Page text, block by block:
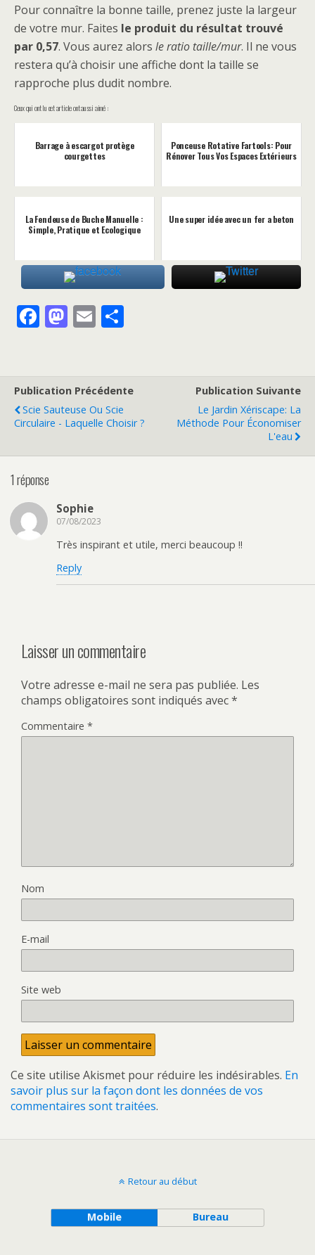
Pour connaître la bonne taille, prenez juste la largeur
de votre mur. Faites le produit du résultat trouvé
par 0,57. Vous aurez alors le ratio taille/mur. Il ne vous
restera qu’à choisir une affiche dont la taille se
rapproche plus dudit nombre.
Ceux qui ont lu cet article ont aussi aimé :
Barrage à escargot protège
courgettes
Ponceuse Rotative Fartools: Pour
Rénover Tous Vos Espaces Extérieurs
La Fendeuse de Buche Manuelle :
Simple, Pratique et Ecologique
Une super idée avec un fer a beton
F
b
o
o
k
M
d
o
n
E
l g
Publication Précédente
Scie Sauteuse Ou Scie
Circulaire - Laquelle Choisir ?
Publication Suivante
Le Jardin Xériscape: La
Méthode Pour Économiser
L'eau
1 réponse
Sophie
07/08/2023
Très inspirant et utile, merci beaucoup !!
Reply
Laisser un commentaire
Votre adresse e-mail ne sera pas publiée. Les
champs obligatoires sont indiqués avec*
Commentaire *
Nom
E-mail
Site web
Ce site utilise Akismet pour réduire les indésirables. En
savoir plus sur la façon dont les données de vos
commentaires sont traitées.
Retour au début
Mobile Bureau